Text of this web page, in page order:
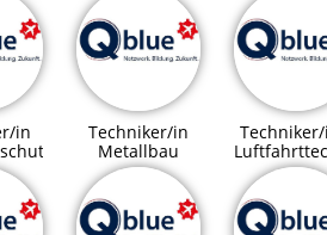
in
Techniker/in
Metallbau